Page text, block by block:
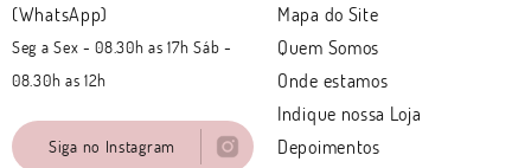
(WhatsApp)
Seg a Sex - 08.30h as 17h Sáb -
08.30h as 12h
Siga no Instagram
Mapa do Site
Quem Somos
Onde estamos
Indique nossa Loja
Depoimentos